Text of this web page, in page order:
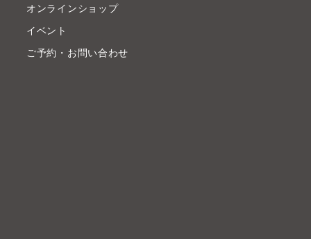
オンラインショップ
イベント
ご予約・お問い合わせ